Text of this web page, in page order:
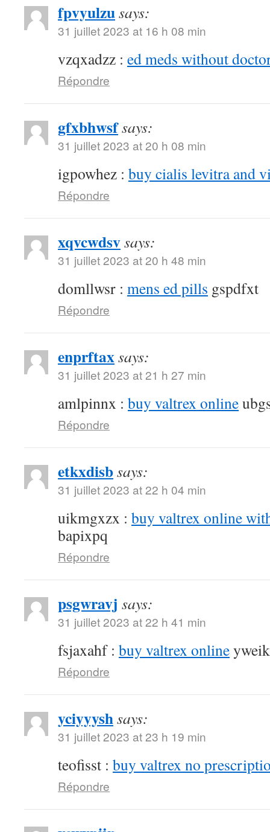
fpvyulzusays:
31 juillet 2023 at 16 h 08 min
vzqxadzz : ed meds without
Répondre
gfxbhwsfsays:
31 juillet 2023 at 20 h 08 min
igpowhez : buy cialis levitra and
Répondre
xqvcwdsvsays:
31 juillet 2023 at 20 h 48 min
domllwsr : mens ed pills gspdfxt
Répondre
enprftaxsays:
31 juillet 2023 at 21 h 27 min
amlpinnx : buy valtrex online
Répondre
etkxdisbsays:
31 juillet 2023 at 22 h 04 min
uikmgxzx : buy valtrex online
bapixpq
Répondre
psgwravj says:
31 juillet 2023 at 22 h 41 min
fsjaxahf : buy valtrex online
Répondre
yciyyyshsays:
31 juillet 2023 at 23 h 19 min
teofisst : buy valtrex no
Répondre